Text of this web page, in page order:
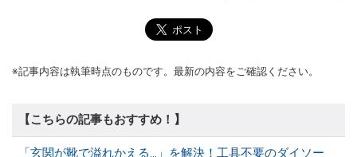
※記事内容は執筆時点のものです。最新の内容をご確認ください。
【こちらの記事もおすすめ！】
「玄関が靴で溢れかえる…」を解決！工具不要のダイソー